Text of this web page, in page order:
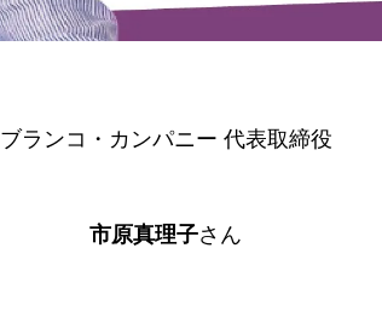
ブランコ・カンパニー 代表取締役
市原真理子さん